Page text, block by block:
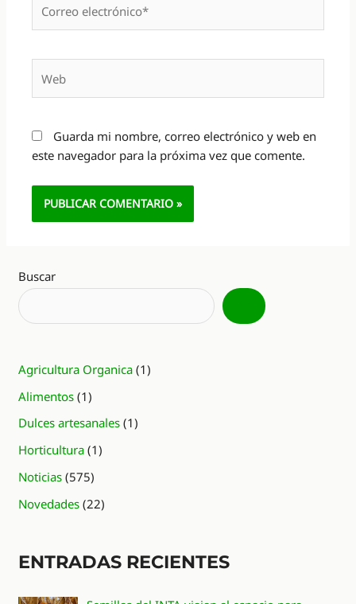
electrónico*
Guarda mi nombre, correo electrónico y web en
este navegador para la próxima vez que comente.
Buscar
Agricultura Organica (1)
Alimentos (1)
Dulces artesanales (1)
Horticultura (1)
Noticias (575)
Novedades (22)
ENTRADAS RECIENTES